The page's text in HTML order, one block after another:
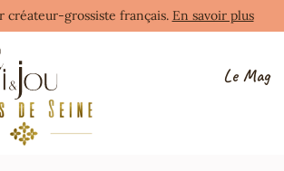
créateur-grossiste français. En savoir plus
Le Mag